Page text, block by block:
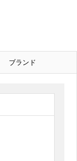
ブランド